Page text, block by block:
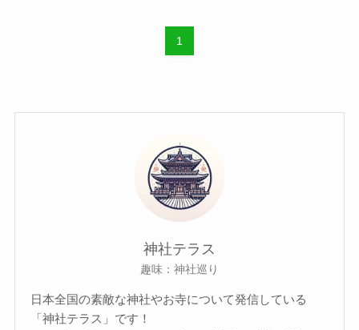
1
神社テラス
趣味：神社巡り
日本全国の素敵な神社やお寺について発信している
「神社テラス」です！